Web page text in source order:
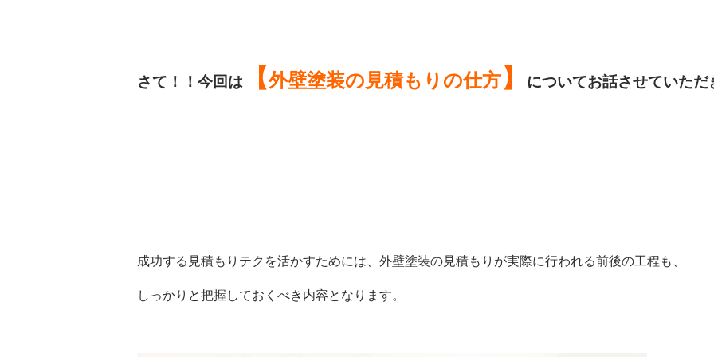
さて！！今回は 【外壁塗装の見積もりの仕方】
成功する見積もりテクを活かすためには、外壁塗装の見積もりが実際に行われる前後の工程も、
しっかりと把握しておくべき内容となります。